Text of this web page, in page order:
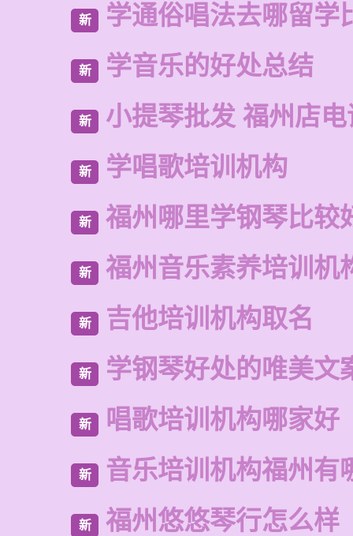
新 学通俗唱法去哪留学
新 学音乐的好处总结
新 小提琴批发 福州店
新 学唱歌培训机构
新 福州哪里学钢琴比较
新 福州音乐素养培训机
新 吉他培训机构取名
新 学钢琴好处的唯美文
新 唱歌培训机构哪家好
新 音乐培训机构福州有
新 福州悠悠琴行怎么样